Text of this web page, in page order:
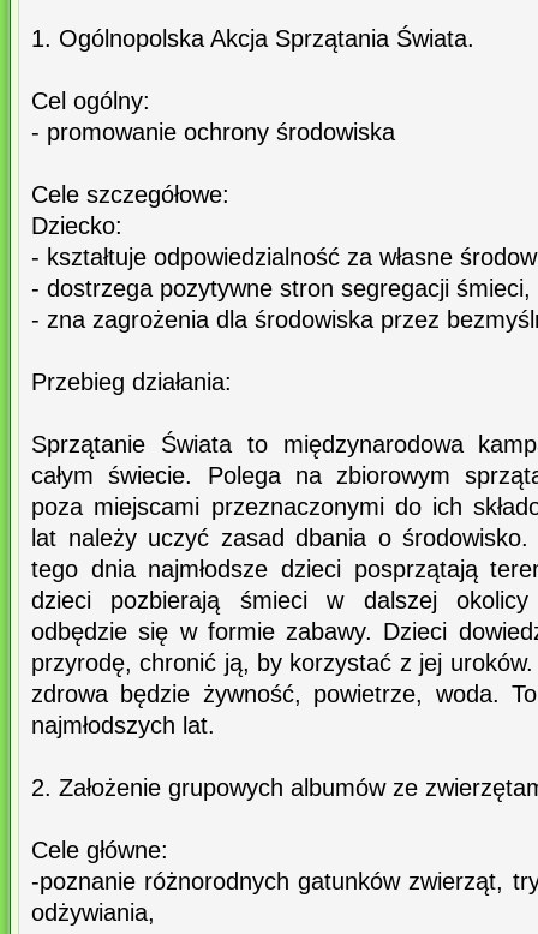
1. Ogólnopolska Akcja Sprzątania Świata.
Cel ogólny:
- promowanie ochrony środowiska
Cele szczegółowe:
Dziecko:
- kształtuje odpowiedzialność za własne
- dostrzega pozytywne stron segregacji śmieci,
- zna zagrożenia dla środowiska przez
Przebieg działania:
Sprzątanie Świata to międzynarodowa
całym świecie. Polega na zbiorowym
poza miejscami przeznaczonymi do ich
lat należy uczyć zasad dbania o
tego dnia najmłodsze dzieci posprzątają
dzieci pozbierają śmieci w dalszej
odbędzie się w formie zabawy. Dzieci
przyrodę, chronić ją, by korzystać z jej
zdrowa będzie żywność, powietrze, woda.
najmłodszych lat.
2. Założenie grupowych albumów ze
Cele główne:
-poznanie różnorodnych gatunków zwierząt,
odżywiania,